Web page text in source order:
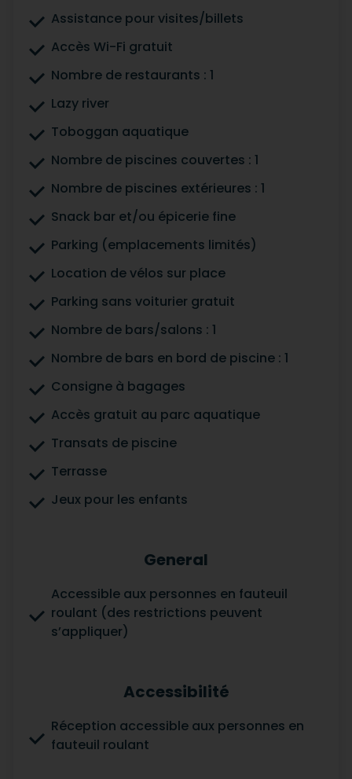
Assistance pour visites/billets
Accès Wi-Fi gratuit
Nombre de restaurants : 1
Lazy river
Toboggan aquatique
Nombre de piscines couvertes : 1
Nombre de piscines extérieures : 1
Snack bar et/ou épicerie fine
Parking (emplacements limités)
Location de vélos sur place
Parking sans voiturier gratuit
Nombre de bars/salons : 1
Nombre de bars en bord de piscine : 1
Consigne à bagages
Accès gratuit au parc aquatique
Transats de piscine
Terrasse
Jeux pour les enfants
General
Accessible aux personnes en fauteuil
roulant (des restrictions peuvent
s’appliquer)
Accessibilité
Réception accessible aux personnes en
fauteuil roulant